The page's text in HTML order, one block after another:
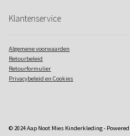
Klantenservice
Algemene voorwaarden
Retourbeleid
Retourformulier
Privacybeleid en Cookies
© 2024 Aap Noot Mies Kinderkleding -